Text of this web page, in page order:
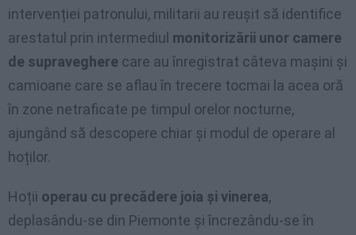
intervenției patronului, militarii au reușit să identifice
arestatul prin intermediul monitorizării unor camere
de supraveghere care au înregistrat câteva mașini și
camioane care se aflau în trecere tocmai la acea oră
în zone netraficate pe timpul orelor nocturne,
ajungând să descopere chiar și modul de operare al
hoților.
Hoții operau cu precădere joia și vinerea,
deplasându-se din Piemonte și încrezându-se în